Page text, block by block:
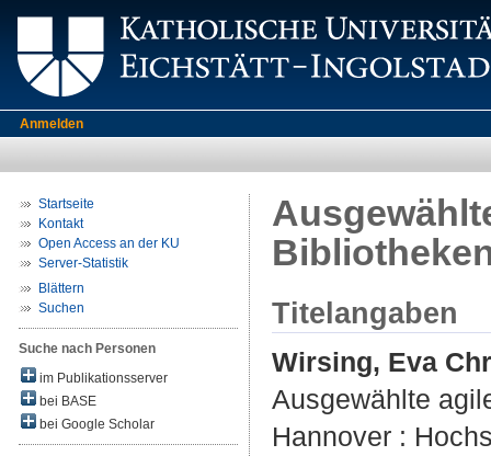
Anmelden
Startseite
Kontakt
Open Access an der KU
Server-Statistik
Blättern
Suchen
Suche nach Personen
im Publikationsserver
bei BASE
bei Google Scholar
Titelangaben
Wirsing, Eva
Ausgewählte
Hannover :